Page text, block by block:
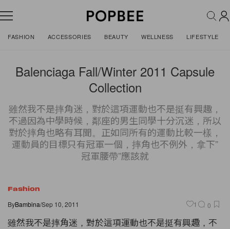
FASHION ACCESSORIES BEAUTY WELLNESS LIFESTYLE
Balenciaga Fall/Winter 2011 Capsule
Collection
雖然我不是摔角迷，對於這項運動也不是挺有興趣，
不過因為中學時候，鄰座的男生同學十分沉迷，所以
對於摔角也略有耳聞。正如同所有的運動比較一樣，
運動員的目標只有冠軍一個，摔角也不例外，拿下”
冠軍腰帶”應該就
Fashion
ByBambina/Sep 10, 2011 1 0
雖然我不是摔角迷，對於這項運動也不是挺有興趣，不